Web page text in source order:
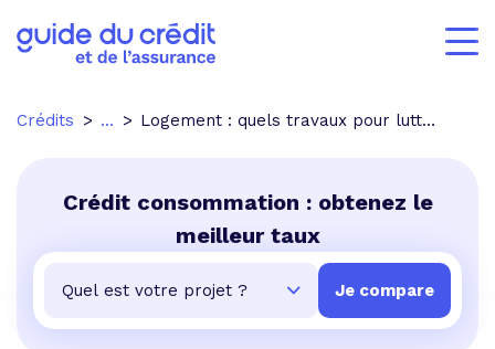
Crédits ... Logement : quels travaux pour lutter contre la canicule ?
Crédit consommation : obtenez le
meilleur taux